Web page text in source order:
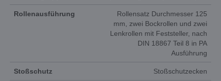
Rollenausführung
Rollensatz Durchmesser 125
mm, zwei Bockrollen und zwei
Lenkrollen mit Feststeller, nach
DIN 18867 Teil 8 in PA
Ausführung
Stoßschutz Stoßschutzecken